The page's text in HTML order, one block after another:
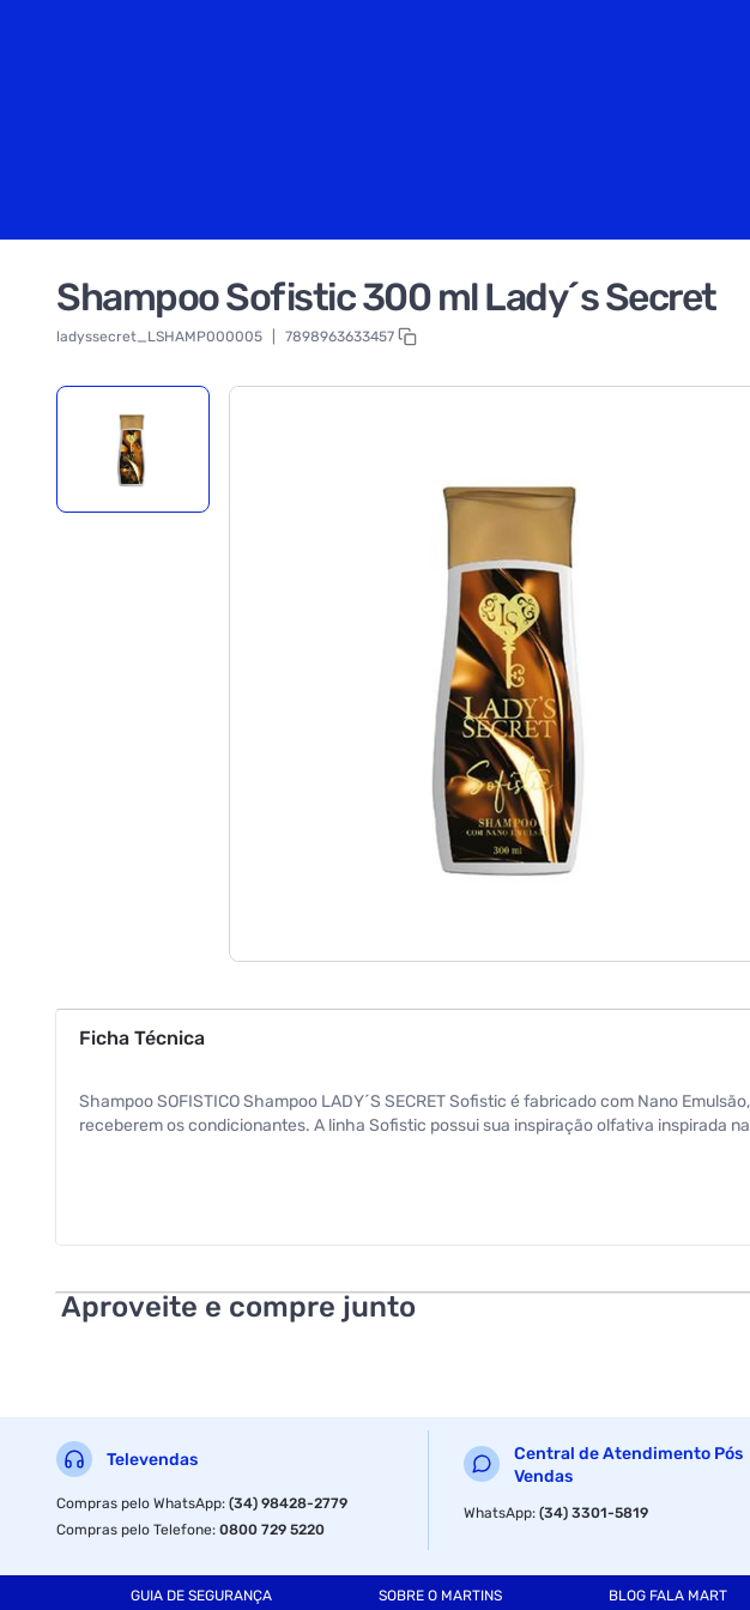
Shampoo Sofistic 300 ml Lady´s Secret
ladyssecret_LSHAMP000005 7898963633457
Ficha Técnica
Shampoo SOFISTICO Shampoo LADY´S SECRET Sofistic é fabricado com Nano
receberem os condicionantes. A linha Sofistic possui sua inspiração olfativa inspirada
Aproveite e compre junto
Televendas
Compras pelo WhatsApp:(34) 98428-2779
Compras pelo Telefone:0800 729 5220
Central de Atendimento Pós
Vendas
WhatsApp:(34) 3301-5819
GUIA DE SEGURANÇA SOBRE O MARTINS BLOG FALA MART